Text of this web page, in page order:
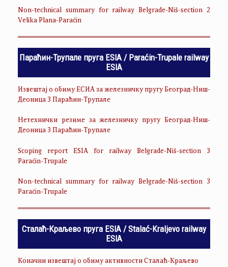
Non-technical summary for railway Belgrade-Niš-section 2
Velika Plana-Paraćin
Параћин-Трупале пруга ESIA / Paraćin-Trupale railway
ESIA
Извештај о обиму ЕСИА за железничку пругу Београд-Ниш-
Деоница 3 Параћин-Трупале
Нетехнички резиме за железничку пругу Београд-Ниш-
Деоница 3 Параћин-Трупале
Scoping report ESIA for railway Belgrade-Niš-section 3
Paraćin-Trupale
Non-technical summary for railway Belgrade-Niš-section 3
Paraćin-Trupale
Сталаћ-Краљево пруга ESIA / Stalać-Kraljevo railway
ESIA
Коначни извештај о обиму активности Сталаћ-Краљево